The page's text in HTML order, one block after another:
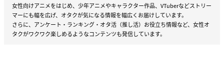
女性向けアニメをはじめ、少年アニメやキャラクター作品、VTuberなどストリー
マーにも幅を広げ、オタクが気になる情報を幅広くお届けしています。
さらに、アンケート・ランキング・オタ活（推し活）お役立ち情報など、女性オ
タクがワクワク楽しめるようなコンテンツも発信しています。